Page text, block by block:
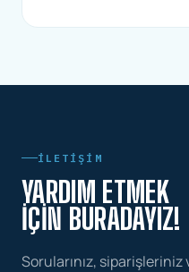
İLETIŞIM
YARDIM ETMEK
İÇIN BURADAYIZ!
Sorularınız, siparişleriniz